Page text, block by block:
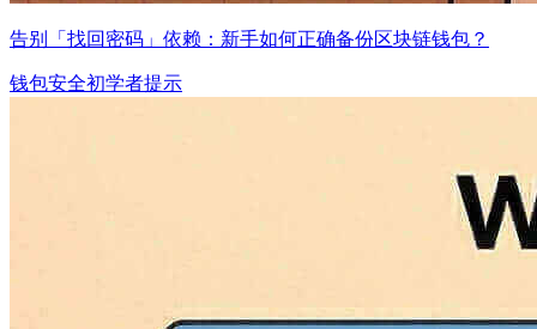
告别「找回密码」依赖：新手如何正确备份区块链钱包？
钱包安全初学者提示